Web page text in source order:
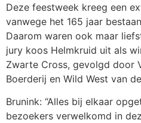
Deze feestweek kreeg een
vanwege het 165 jaar
Daarom waren ook maar
jury koos Helmkruid uit als
Zwarte Cross, gevolgd door
Boerderij en Wild West van
Brunink: “Alles bij elkaar
bezoekers verwelkomd in